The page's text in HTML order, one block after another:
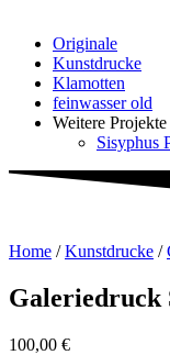
Originale
Kunstdrucke
Klamotten
feinwasser old
Weitere Projekte
Sisyphus
Home /Kunstdrucke /
Galeriedruck
100,00 €